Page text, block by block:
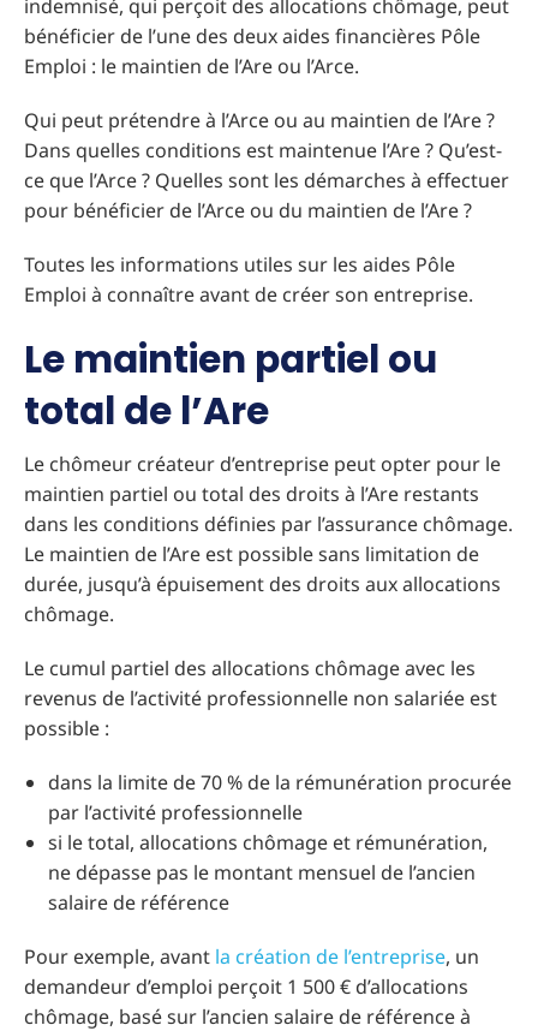
indemnisé, qui perçoit des allocations chômage, peut
bénéficier de l’une des deux aides financières Pôle
Emploi : le maintien de l’Are ou l’Arce.
Qui peut prétendre à l’Arce ou au maintien de l’Are ?
Dans quelles conditions est maintenue l’Are ? Qu’est-
ce que l’Arce ? Quelles sont les démarches à effectuer
pour bénéficier de l’Arce ou du maintien de l’Are ?
Toutes les informations utiles sur les aides Pôle
Emploi à connaître avant de créer son entreprise.
Le maintien partiel ou
total de l’Are
Le chômeur créateur d’entreprise peut opter pour le
maintien partiel ou total des droits à l’Are restants
dans les conditions définies par l’assurance chômage.
Le maintien de l’Are est possible sans limitation de
durée, jusqu’à épuisement des droits aux allocations
chômage.
Le cumul partiel des allocations chômage avec les
revenus de l’activité professionnelle non salariée est
possible :
dans la limite de 70 % de la rémunération procurée
par l’activité professionnelle
si le total, allocations chômage et rémunération,
ne dépasse pas le montant mensuel de l’ancien
salaire de référence
Pour exemple, avant la création de l’entreprise, un
demandeur d’emploi perçoit 1 500 € d’allocations
chômage, basé sur l’ancien salaire de référence à